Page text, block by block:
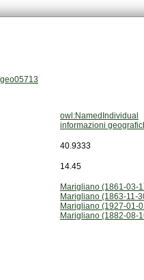
owl:NamedIndividual
informazioni
40.9333
14.45
Marigliano (1861-03-
Marigliano (1863-11-
Marigliano (1927-01-
Marigliano (1882-08-